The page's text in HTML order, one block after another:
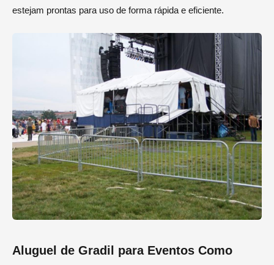
estejam prontas para uso de forma rápida e eficiente.
Aluguel de Gradil para Eventos Como